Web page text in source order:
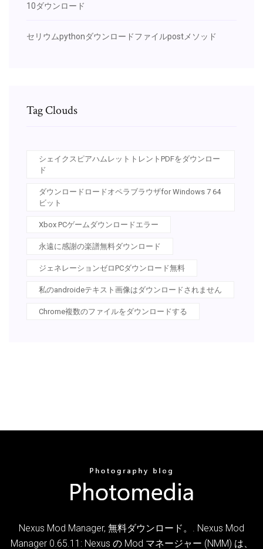
10ダウンロード
セリウムpythonダウンロードファイルpostメソッド
Tag Clouds
シェイクスピアハムレットトレントPDFをダウンロー
ド
ダウンロードロードオペラブラウザfor Windows 7 64
ビット
Xbox PCゲームダウンロードエラー
永遠に感謝の楽譜無料ダウンロード
ジェネレーションゼロPCダウンロード無料
私のandroideテキスト画像はダウンロードされません
Chrome複数のファイルをダウンロードする
Nexus Mod Manager, 無料ダウンロード。. Nexus Mod
Manager 0.65.11: Nexus の Mod マネージャー (NMM) は、